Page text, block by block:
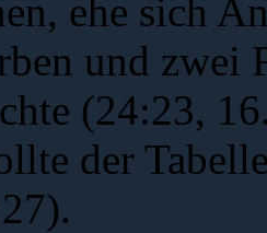
ehe sich
und zwei
(24:23,
der